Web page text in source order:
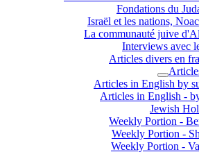
Fondations du
Israël et les nations,
La communauté juive
Interviews avec
Articles divers en
Articles in English by
Articles in English -
Jewish
Weekly Portion -
Weekly Portion -
Weekly Portion -